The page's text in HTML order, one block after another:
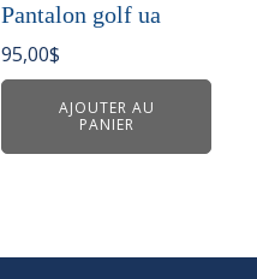
Pantalon golf ua
95,00$
AJOUTER AU
PANIER